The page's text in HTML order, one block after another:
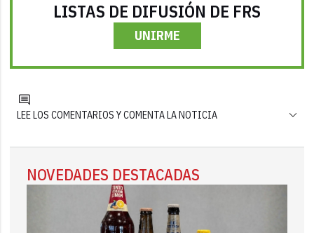
LISTAS DE DIFUSIÓN DE FRS
UNIRME
LEE LOS COMENTARIOS Y COMENTA LA NOTICIA
NOVEDADES DESTACADAS